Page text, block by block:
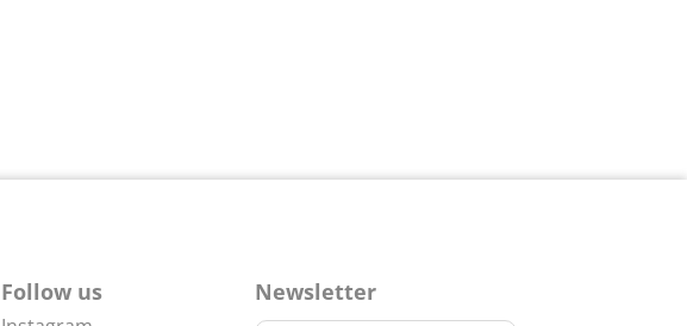
Follow us Newsletter